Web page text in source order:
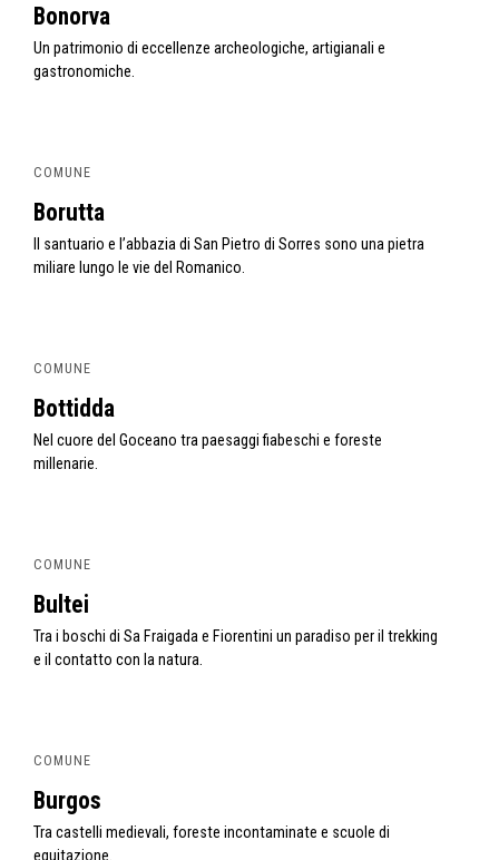
Bonorva
Un patrimonio di eccellenze archeologiche, artigianali e
gastronomiche.
COMUNE
Borutta
Il santuario e l’abbazia di San Pietro di Sorres sono una pietra
miliare lungo le vie del Romanico.
COMUNE
Bottidda
Nel cuore del Goceano tra paesaggi fiabeschi e foreste
millenarie.
COMUNE
Bultei
Tra i boschi di Sa Fraigada e Fiorentini un paradiso per il trekking
e il contatto con la natura.
COMUNE
Burgos
Tra castelli medievali, foreste incontaminate e scuole di
equitazione.